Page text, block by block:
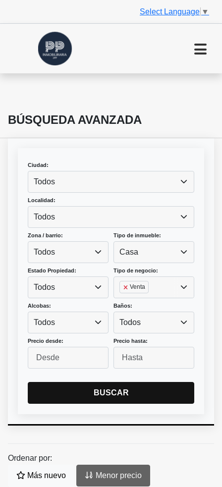
Select Language ▼
BÚSQUEDA AVANZADA
Ciudad:
Todos
Localidad:
Todos
Zona / barrio:
Todos
Tipo de inmueble:
Casa
Estado Propiedad:
Todos
Tipo de negocio:
Venta
Alcobas:
Todos
Baños:
Todos
Precio desde: Precio hasta:
BUSCAR
Ordenar por:
Más nuevo Menor precio